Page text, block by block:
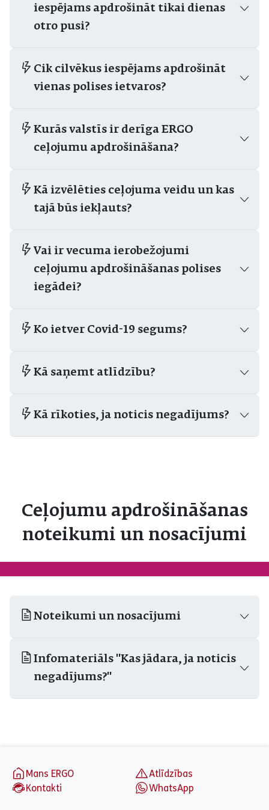
iespējams apdrošināt tikai dienas
otro pusi?
Cik cilvēkus iespējams apdrošināt
vienas polises ietvaros?
Kurās valstīs ir derīga ERGO
ceļojumu apdrošināšana?
Kā izvēlēties ceļojuma veidu un kas
tajā būs iekļauts?
Vai ir vecuma ierobežojumi
ceļojumu apdrošināšanas polises
iegādei?
Ko ietver Covid-19 segums?
Kā saņemt atlīdzību?
Kā rīkoties, ja noticis negadījums?
Ceļojumu apdrošināšanas
noteikumi un nosacījumi
Noteikumi un nosacījumi
Infomateriāls "Kas jādara, ja noticis
negadījums?"
Mans ERGO
Atlīdzības
Kontakti
WhatsApp